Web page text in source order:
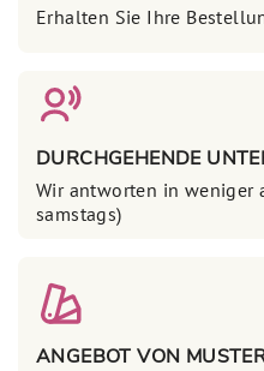
Erhalten Sie Ihre
DURCHGEHENDE
Wir antworten in weniger
samstags)
ANGEBOT VON